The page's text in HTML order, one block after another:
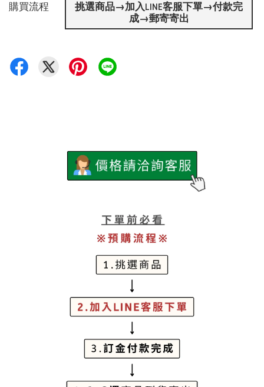
購買流程
挑選商品→加入LINE客服下單→付款完
成→郵寄寄出